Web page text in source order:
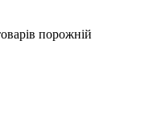
порожній